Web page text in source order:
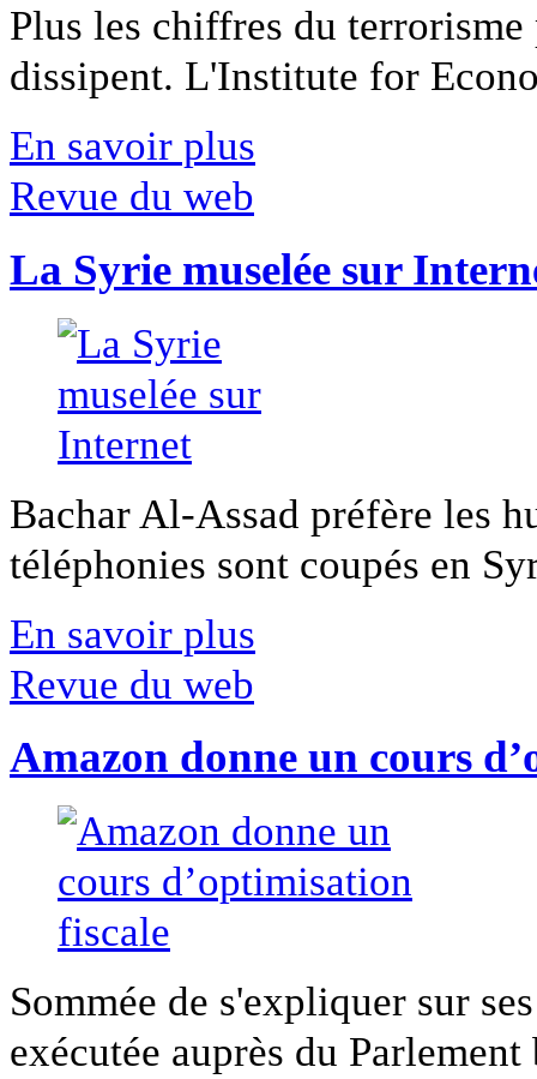
Plus les chiffres du
dissipent. L'Institute for
En savoir plus
Revue du web
La Syrie muselée sur
Bachar Al-Assad préfère les
téléphonies sont coupés en
En savoir plus
Revue du web
Amazon donne un cours
Sommée de s'expliquer sur
exécutée auprès du